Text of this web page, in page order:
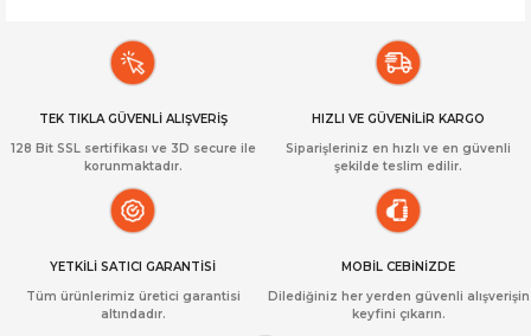
TEK TIKLA GÜVENLİ ALIŞVERİŞ
128 Bit SSL sertifikası ve 3D secure ile
korunmaktadır.
HIZLI VE GÜVENİLİR KARGO
Siparişleriniz en hızlı ve en güvenli
şekilde teslim edilir.
YETKİLİ SATICI GARANTİSİ
Tüm ürünlerimiz üretici garantisi
altındadır.
MOBİL CEBİNİZDE
Dilediğiniz her yerden güvenli alışverişin
keyfini çıkarın.